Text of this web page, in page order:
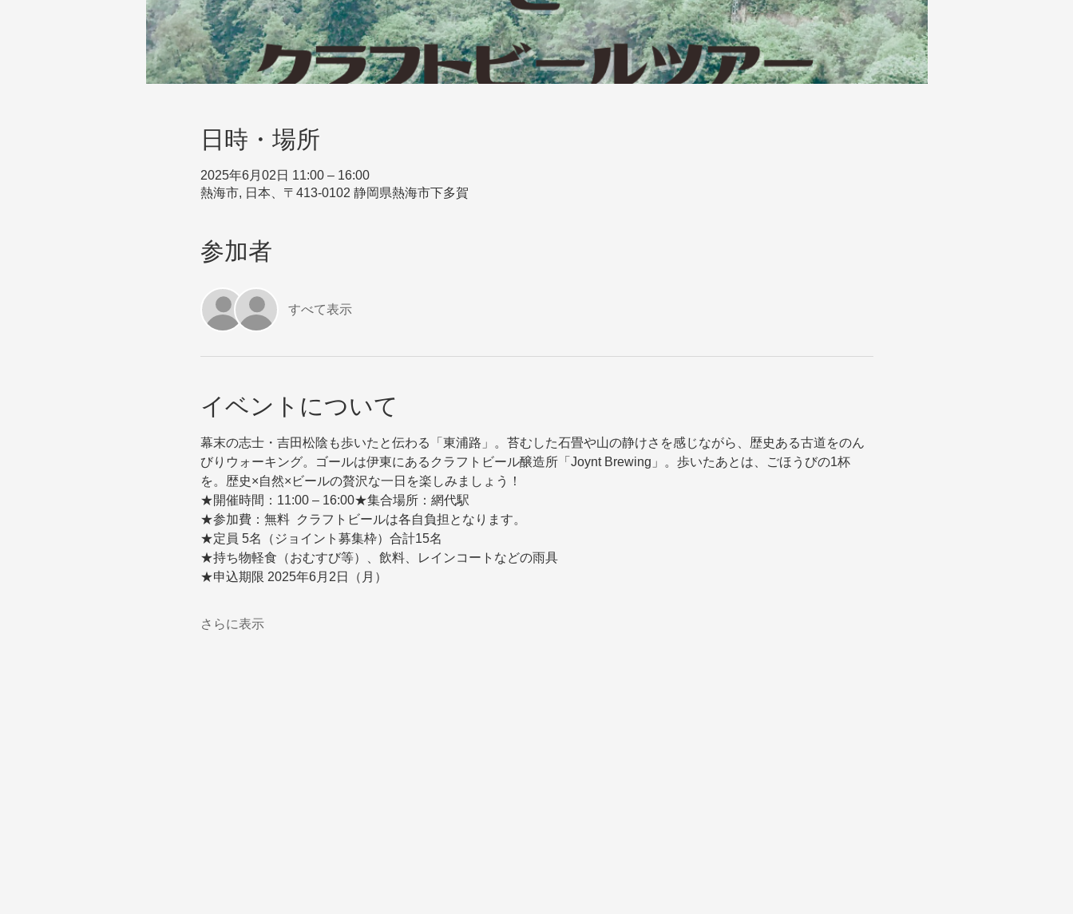
日時・場所
2025年6月02日 11:00 – 16:00
熱海市, 日本、〒413-0102 静岡県熱海市下多賀
参加者
すべて表示
イベントについて
幕末の志士・吉田松陰も歩いたと伝わる「東浦路」。苔むした石畳や山の静けさを感じながら、歴史ある古道をのん
びりウォーキング。ゴールは伊東にあるクラフトビール醸造所「Joynt Brewing」。歩いたあとは、ごほうびの1杯
を。歴史×自然×ビールの贅沢な一日を楽しみましょう！
★開催時間：11:00 – 16:00★集合場所：網代駅
★参加費：無料  クラフトビールは各自負担となります。
★定員 5名（ジョイント募集枠）合計15名
★持ち物軽食（おむすび等）、飲料、レインコートなどの雨具
★申込期限 2025年6月2日（月）
さらに表示